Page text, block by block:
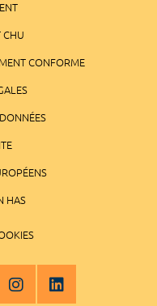
CHU
CONFORME
HAS